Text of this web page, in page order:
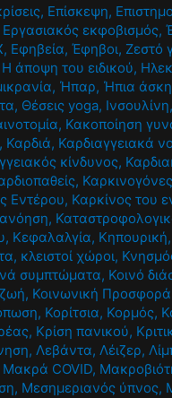
, Επίσκεψη,
Εργασιακός εκφοβισμός,
, Εφηβεία,Έφηβοι, Ζεστό
Η άποψη του ειδικού,
, Ήπαρ, Ήπια
, Θέσεις yoga, Ινσουλίνη,
, Κακοποίηση
, Καρδιά, Καρδιαγγειακά
κίνδυνος,
,
Εντέρου, Καρκίνος του
,
, Κεφαλαλγία, Κηπουρική,
, κλειστοί χώροι,
συμπτώματα, Κοινό
, Κοινωνική Προσφορά
, Κορίτσια, Κορμός,
, Κρίση πανικού,
, Λεβάντα, Λέιζερ,
Μακρά COVID,
, Μεσημεριανός ύπνος,